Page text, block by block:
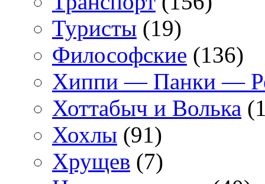
Туристы (19)
Философские (136)
Хиппи — Панки —
Хоттабыч и Волька
Хохлы (91)
Хрущев (7)